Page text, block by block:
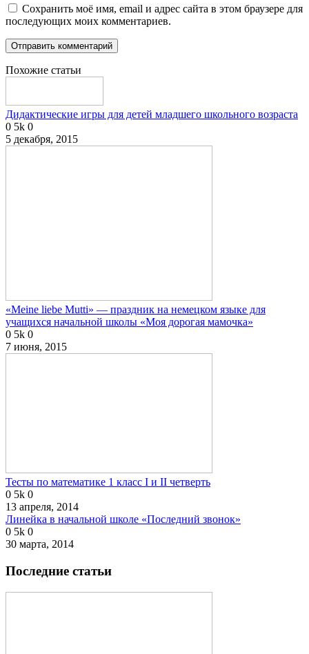
Сохранить моё имя, email и адрес сайта в этом браузере для
последующих моих комментариев.
Похожие статьи
Дидактические игры для детей младшего школьного возраста
0 5k 0
5 декабря, 2015
«Meine liebe Mutti» — праздник на немецком языке для
учащихся начальной школы «Моя дорогая мамочка»
0 5k 0
7 июня, 2015
Тесты по математике 1 класс I и II четверть
0 5k 0
13 апреля, 2014
Линейка в начальной школе «Последний звонок»
0 5k 0
30 марта, 2014
Последние статьи